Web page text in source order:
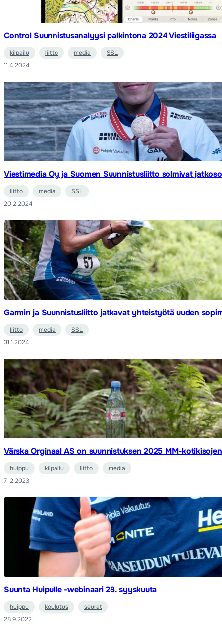
Control Suunnistusanalyysi palkintona 2024 Viestiliigassa
kilpailu liitto media
SSL
11.4.2024
Viestimedia Oy ja Suomen Suunnistusliitto solmivat
liitto media
SSL
20.2.2024
Garmin ja Suunnistusliitto jatkavat yhteistyötä uuden
liitto media
SSL
31.1.2024
Värska Orginaal AS on suunnistuksen 2025 MM-
huippu kilpailu liitto
media
7.12.2023
Suunta Huipulle -webinaari 28. syyskuuta
huippu koulutus
seurat
28.9.2022